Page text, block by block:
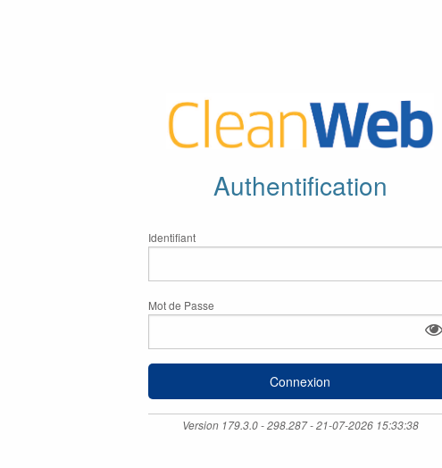
Authentification
Identifiant
Mot de Passe
Connexion
Version 179.3.0 - 298.287 - 21-07-2026 15:33:38